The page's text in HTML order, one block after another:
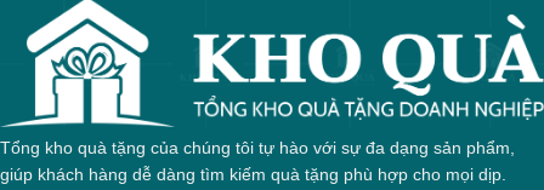
Tổng kho quà tặng của chúng tôi tự hào với sự đa dạng sản phẩm,
giúp khách hàng dễ dàng tìm kiếm quà tặng phù hợp cho mọi dịp.